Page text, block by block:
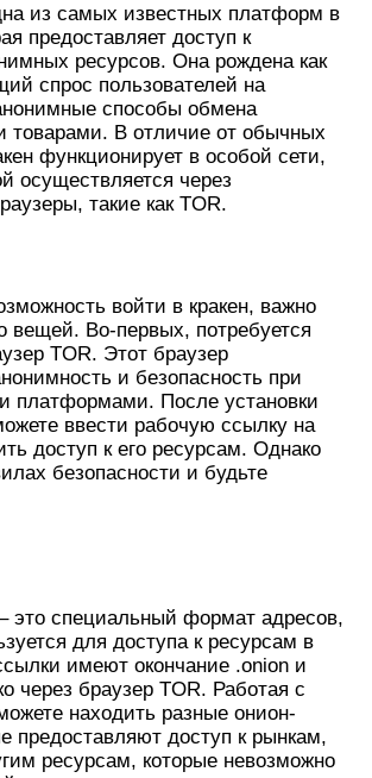
из самых известных платформ в
предоставляет доступ к
ресурсов. Она рождена как
спрос пользователей на
способы обмена
товарами. В отличие от обычных
функционирует в особой сети,
осуществляется через
такие как TOR.
войти в кракен, важно
вещей. Во-первых, потребуется
TOR. Этот браузер
и безопасность при
платформами. После установки
ввести рабочую ссылку на
доступ к его ресурсам. Однако
безопасности и будьте
это специальный формат адресов,
для доступа к ресурсам в
имеют окончание .onion и
через браузер TOR. Работая с
находить разные онион-
предоставляют доступ к рынкам,
ресурсам, которые невозможно